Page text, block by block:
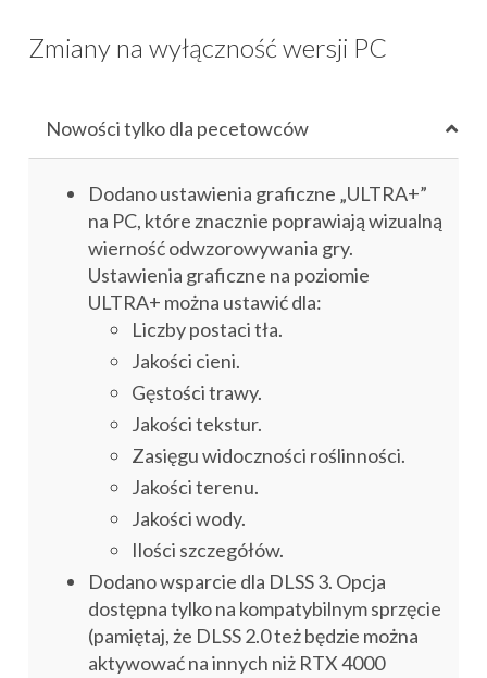
Zmiany na wyłączność wersji PC
Nowości tylko dla pecetowców
Dodano ustawienia graficzne „ULTRA+”
na PC, które znacznie poprawiają wizualną
wierność odwzorowywania gry.
Ustawienia graficzne na poziomie
ULTRA+ można ustawić dla:
Liczby postaci tła.
Jakości cieni.
Gęstości trawy.
Jakości tekstur.
Zasięgu widoczności roślinności.
Jakości terenu.
Jakości wody.
Ilości szczegółów.
Dodano wsparcie dla DLSS 3. Opcja
dostępna tylko na kompatybilnym sprzęcie
(pamiętaj, że DLSS 2.0 też będzie można
aktywować na innych niż RTX 4000